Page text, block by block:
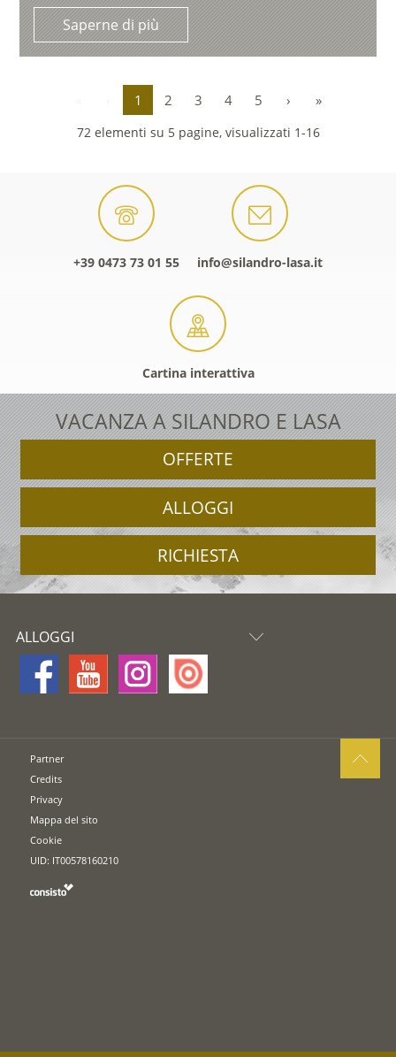
Saperne di più
1 2 3 4 5 › »
72 elementi su 5 pagine, visualizzati 1-16
+39 0473 73 01 55 info@silandro-lasa.it
Cartina interattiva
VACANZA A SILANDRO E LASA
OFFERTE
ALLOGGI
RICHIESTA
ALLOGGI
Partner
Credits
Privacy
Mappa del sito
Cookie
UID: IT00578160210